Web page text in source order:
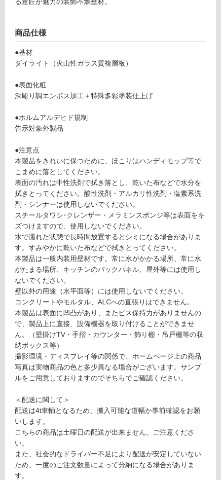
運賃表
可
フ
ー
リ
ン
グ
土足・遮
音・床暖
対
応
し
て
い
る
対
応
し
て
い
る
が
制
限
り
の
注
が
必
商品仕様
●基材
ダイライト（火山性ガラス質複層板）
●表面化粧
深彫り調エンボス加工＋特殊多彩塗装仕上げ
●ホルムアルデヒド規制
告示対象外製品
●注意点
本製品をきれいに保つために、ほこりはハンディモップ等で
こまめに落としてください。
表面の汚れは中性洗剤で拭き落とし、乾いた布などで水分を
拭きとってください。酸性洗剤・アルカリ性洗剤・塩素系洗
剤・シンナーは使用しないでください。
スチールタワシ･クレンザー・メラミンスポンジ等は表面をキ
ズつけますので、使用しないでください。
水で濡れた状態で長時間放置するとシミになる場合がありま
す。すみやかに乾いた布などで拭きとってください。
本製品は一般内装用壁材です。常に水がかかる場所、常に水
がたまる場所、キッチンのバックパネル、屋外等には使用し
ないでください。
壁以外の用途（水平面等）には使用しないでください。
コンクリートやモルタル、ALCへの直張りはできません。
本製品は表面に凹凸があり、またビス保持力がありませんの
で、製品上に直接、設備機器を取り付けることができませ
ん。（壁掛けTV・手摺・カウンター・飾り棚・吊戸棚等の収
納ボックス等）
撮影環境・ディスプレイ等の関係で、ホームページ上の商品
写真は実物商品の色と多少異なる場合がございます。サンプ
ルをご用意しておりますのでそちらでご確認ください。
＜配送に関して＞
配送は4t車輌となるため、搬入可能な道幅か事前確認をお願
いします。
こちらの商品は土曜日の配送が出来ません。ご注意くださ
い。
また、社会的なドライバー不足により配送が安定していない
ため、一度のご注文数量によって分納になる場合がありま
す。